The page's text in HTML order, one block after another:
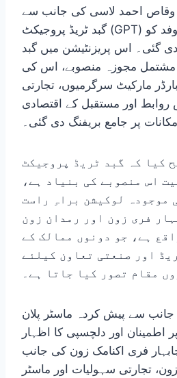
وقاص احمد لاسی کی جانب سے
گبد ٹریڈ پروجیکٹ (GPT) کے حوالے سے ایرانی وفد کو
گئی۔ اس پریزنٹیشن میں گبد
مشتمل مجوزہ منصوبے، اس کی
بارڈر مارکیٹ سرگرمیوں، تجارتی
روابط اور مستقبل کے اقتصادی
پر جامع بریفنگ دی گئی۔
کیا کہ گبد ٹریڈ پروجیکٹ
اس منصوبے کی بنیاد ہے،
موجودہ لوکیشن براہِ راست
فری زون اور رمدان زون
ہے، جو دونوں ممالک کے
اور صنعتی تعاون کیلئے
مقام تصور کیا جاتا ہے۔
جانب سے پیش کردہ ماسٹر پلان
اطمینان اور دلچسپی کا اظہار
فری اکنامک زون کی جانب
تجارتی سہولیات اور ماسٹر